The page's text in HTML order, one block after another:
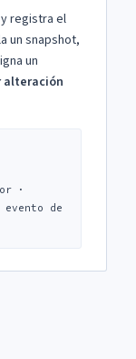
registra el
un snapshot,
un
alteración
·
de